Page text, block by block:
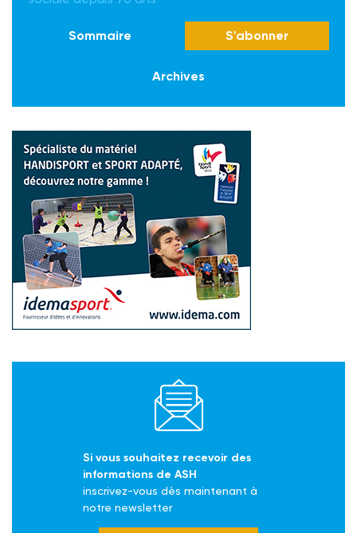
Sommaire S'abonner
Archives
Si vous souhaitez recevoir des
informations de ASH
inscrivez-vous dès maintenant à
notre newsletter